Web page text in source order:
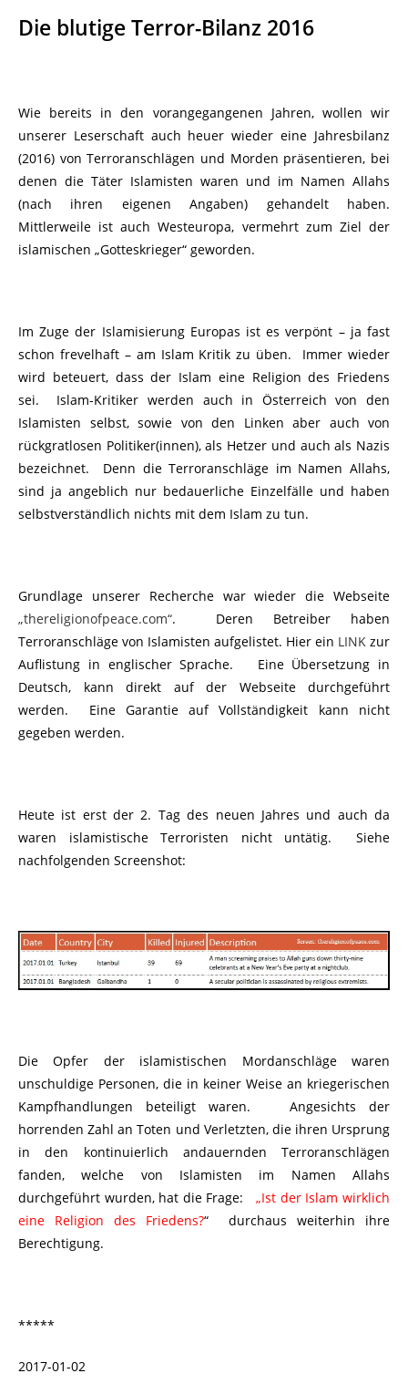
Die blutige Terror-Bilanz 2016
Wie bereits in den vorangegangenen Jahren, wollen wir
unserer Leserschaft auch heuer wieder eine Jahresbilanz
(2016) von Terroranschlägen und Morden präsentieren, bei
denen die Täter Islamisten waren und im Namen Allahs
(nach ihren eigenen Angaben) gehandelt haben.
Mittlerweile ist auch Westeuropa, vermehrt zum Ziel der
islamischen „Gotteskrieger“ geworden.
Im Zuge der Islamisierung Europas ist es verpönt – ja fast
schon frevelhaft – am Islam Kritik zu üben. Immer wieder
wird beteuert, dass der Islam eine Religion des Friedens
sei. Islam-Kritiker werden auch in Österreich von den
Islamisten selbst, sowie von den Linken aber auch von
rückgratlosen Politiker(innen), als Hetzer und auch als Nazis
bezeichnet. Denn die Terroranschläge im Namen Allahs,
sind ja angeblich nur bedauerliche Einzelfälle und haben
selbstverständlich nichts mit dem Islam zu tun.
Grundlage unserer Recherche war wieder die Webseite
„thereligionofpeace.com“. Deren Betreiber haben
Terroranschläge von Islamisten aufgelistet. Hier ein LINK zur
Auflistung in englischer Sprache. Eine Übersetzung in
Deutsch, kann direkt auf der Webseite durchgeführt
werden. Eine Garantie auf Vollständigkeit kann nicht
gegeben werden.
Heute ist erst der 2. Tag des neuen Jahres und auch da
waren islamistische Terroristen nicht untätig. Siehe
nachfolgenden Screenshot:
Die Opfer der islamistischen Mordanschläge waren
unschuldige Personen, die in keiner Weise an kriegerischen
Kampfhandlungen beteiligt waren. Angesichts der
horrenden Zahl an Toten und Verletzten, die ihren Ursprung
in den kontinuierlich andauernden Terroranschlägen
fanden, welche von Islamisten im Namen Allahs
durchgeführt wurden, hat die Frage:„Ist der Islam wirklich
eine Religion des Friedens?“ durchaus weiterhin ihre
Berechtigung.
*****
2017-01-02